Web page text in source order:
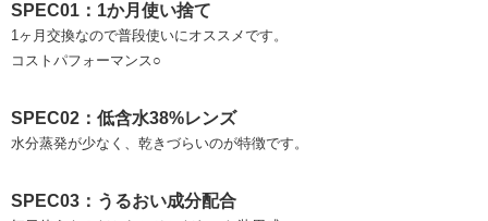
SPEC01：1か月使い捨て
1ヶ月交換なので普段使いにオススメです。
コストパフォーマンス○
SPEC02：低含水38%レンズ
水分蒸発が少なく、乾きづらいのが特徴です。
SPEC03：うるおい成分配合